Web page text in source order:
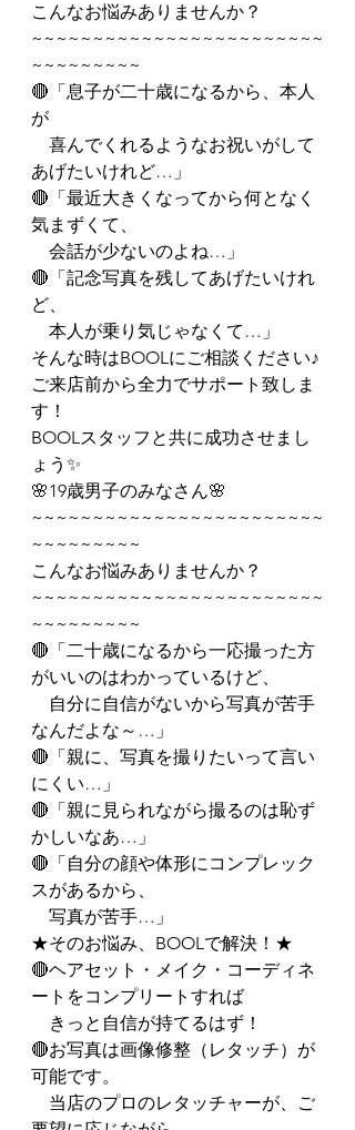
こんなお悩みありませんか？
~~~~~~~~~~~~~~~~~~~~~~~~
~~~~~~~~~
🔴「息子が二十歳になるから、本人
が
喜んでくれるようなお祝いがして
あげたいけれど…」
🔴「最近大きくなってから何となく
気まずくて、
会話が少ないのよね…」
🔴「記念写真を残してあげたいけれ
ど、
本人が乗り気じゃなくて…」
そんな時はBOOLにご相談ください♪
ご来店前から全力でサポート致しま
す！
BOOLスタッフと共に成功させまし
ょう✨
🌸19歳男子のみなさん🌸
~~~~~~~~~~~~~~~~~~~~~~~~
~~~~~~~~~
こんなお悩みありませんか？
~~~~~~~~~~~~~~~~~~~~~~~~
~~~~~~~~~
🔴「二十歳になるから一応撮った方
がいいのはわかっているけど、
自分に自信がないから写真が苦手
なんだよな～…」
🔴「親に、写真を撮りたいって言い
にくい…」
🔴「親に見られながら撮るのは恥ず
かしいなあ…」
🔴「自分の顔や体形にコンプレック
スがあるから、
写真が苦手…」
★そのお悩み、BOOLで解決！★
🔴ヘアセット・メイク・コーディネ
ートをコンプリートすれば
きっと自信が持てるはず！
🔴お写真は画像修整（レタッチ）が
可能です。
当店のプロのレタッチャーが、ご